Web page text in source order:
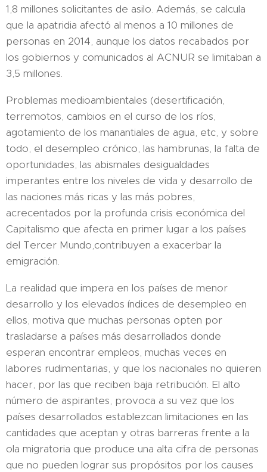
1,8 millones solicitantes de asilo. Además, se calcula
que la apatridia afectó al menos a 10 millones de
personas en 2014, aunque los datos recabados por
los gobiernos y comunicados al ACNUR se limitaban a
3,5 millones.
Problemas medioambientales (desertificación,
terremotos, cambios en el curso de los ríos,
agotamiento de los manantiales de agua, etc, y sobre
todo, el desempleo crónico, las hambrunas, la falta de
oportunidades, las abismales desigualdades
imperantes entre los niveles de vida y desarrollo de
las naciones más ricas y las más pobres,
acrecentados por la profunda crisis económica del
Capitalismo que afecta en primer lugar a los países
del Tercer Mundo,contribuyen a exacerbar la
emigración.
La realidad que impera en los países de menor
desarrollo y los elevados índices de desempleo en
ellos, motiva que muchas personas opten por
trasladarse a países más desarrollados donde
esperan encontrar empleos, muchas veces en
labores rudimentarias, y que los nacionales no quieren
hacer, por las que reciben baja retribución. El alto
número de aspirantes, provoca a su vez que los
países desarrollados establezcan limitaciones en las
cantidades que aceptan y otras barreras frente a la
ola migratoria que produce una alta cifra de personas
que no pueden lograr sus propósitos por los causes